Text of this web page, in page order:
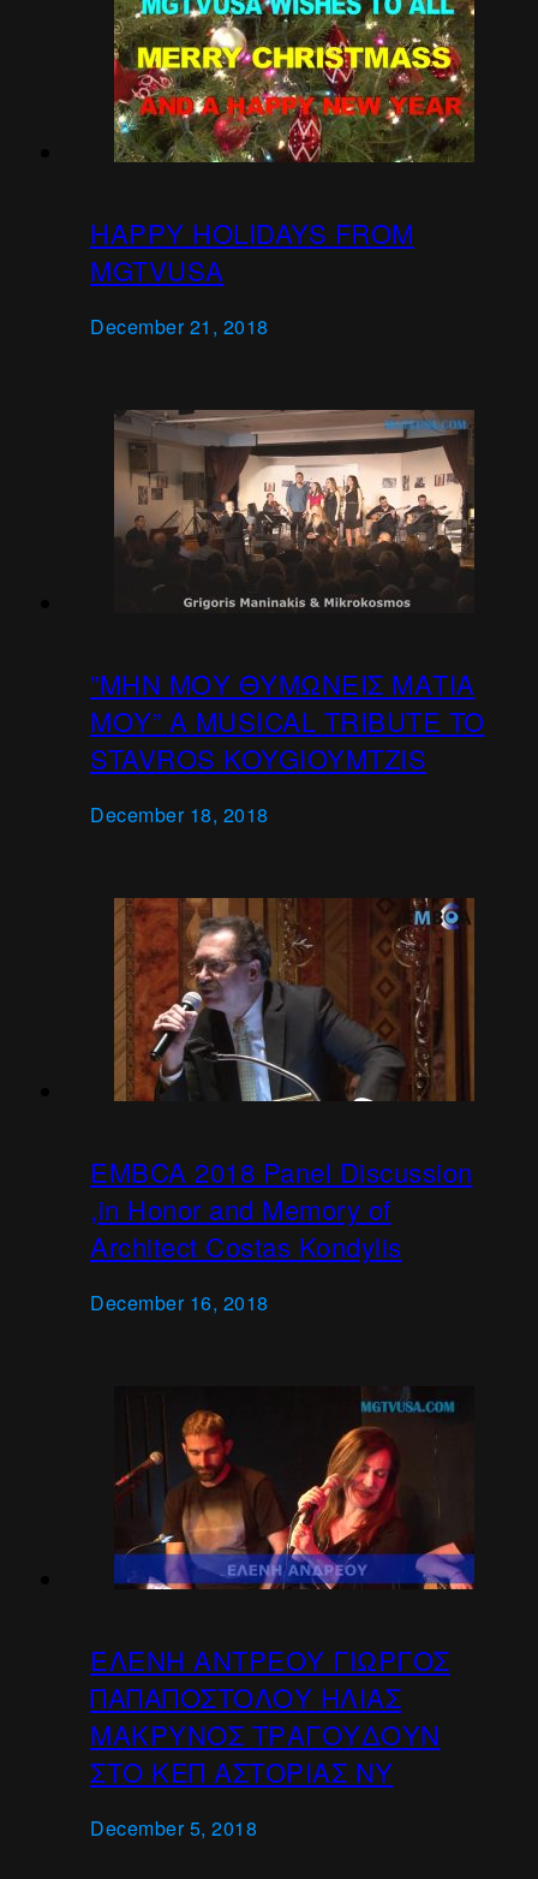
HAPPY HOLIDAYS FROM
MGTVUSA
December 21, 2018
”ΜΗΝ ΜΟΥ ΘΥΜΩΝΕΙΣ ΜΑΤΙΑ
ΜΟΥ” A MUSICAL TRIBUTE TO
STAVROS KOYGIOYMTZIS
December 18, 2018
EMBCA 2018 Panel Discussion
,in Honor and Memory of
Architect Costas Kondylis
December 16, 2018
ΕΛΕΝΗ ΑΝΤΡΕΟΥ ΓΙΩΡΓΟΣ
ΠΑΠΑΠΟΣΤΟΛΟΥ ΗΛΙΑΣ
ΜΑΚΡΥΝΟΣ ΤΡΑΓΟΥΔΟΥΝ
ΣΤΟ ΚΕΠ ΑΣΤΟΡΙΑΣ ΝΥ
December 5, 2018